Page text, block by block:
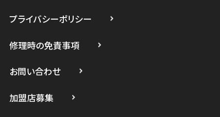
スマホスピタル たまプラーザ駅前
スマホスピタル 登戸・向ヶ丘遊園
スマホスピタル 武蔵小杉
プライバシーポリシー
修理時の免責事項
お問い合わせ
加盟店募集